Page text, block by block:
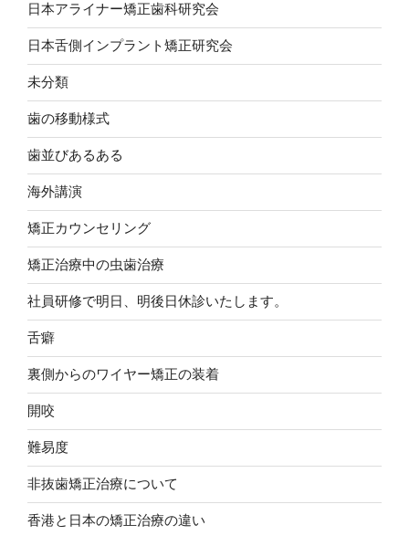
日本アライナー矯正歯科研究会
日本舌側インプラント矯正研究会
未分類
歯の移動様式
歯並びあるある
海外講演
矯正カウンセリング
矯正治療中の虫歯治療
社員研修で明日、明後日休診いたします。
舌癖
裏側からのワイヤー矯正の装着
開咬
難易度
非抜歯矯正治療について
香港と日本の矯正治療の違い